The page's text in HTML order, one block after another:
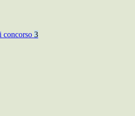
concorso 3